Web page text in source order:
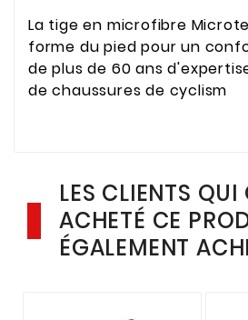
La tige en microfibre
forme du pied pour un
de plus de 60 ans
de chaussures de cyclism
LES CLIENTS QUI
ACHETÉ CE
ÉGALEMENT